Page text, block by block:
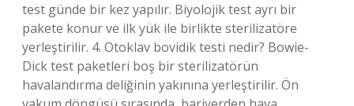
test günde bir kez yapılır. Biyolojik test ayrı bir
pakete konur ve ilk yük ile birlikte sterilizatöre
yerleştirilir. 4. Otoklav bovidik testi nedir? Bowie-
Dick test paketleri boş bir sterilizatörün
havalandırma deliğinin yakınına yerleştirilir. Ön